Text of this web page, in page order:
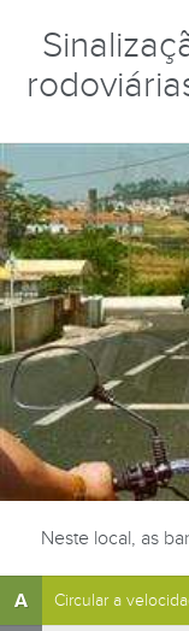
Neste local, as
A Circular a